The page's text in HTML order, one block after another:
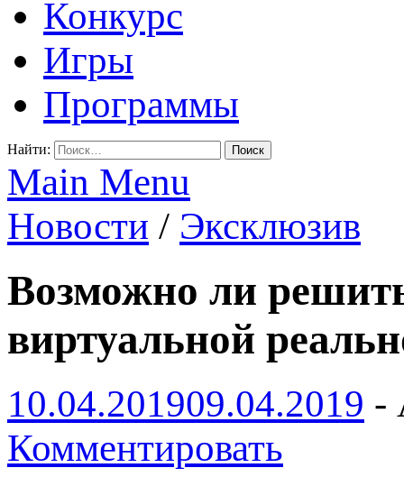
Конкурс
Игры
Программы
Найти:
Main Menu
Новости / Эксклюзив
Возможно ли
виртуальной
10.04.201909.04.2019 -
Комментировать